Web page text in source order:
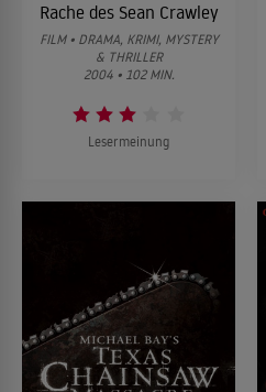
Rache des Sean Crawley
FILM • DRAMA, KRIMI, MYSTERY
& THRILLER
2004 • 102 MIN.
Lesermeinung